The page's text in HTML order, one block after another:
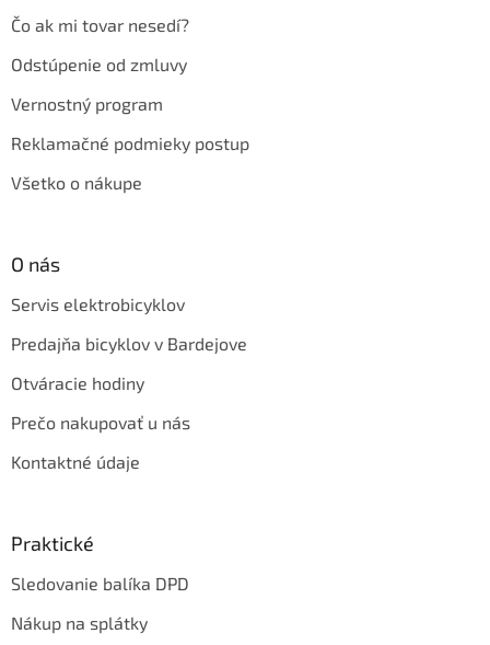
u
Čo ak mi tovar nesedí?
Odstúpenie od zmluvy
Vernostný program
Reklamačné podmieky postup
Všetko o nákupe
O nás
Servis elektrobicyklov
Predajňa bicyklov v Bardejove
Otváracie hodiny
Prečo nakupovať u nás
Kontaktné údaje
Praktické
Sledovanie balíka DPD
Nákup na splátky